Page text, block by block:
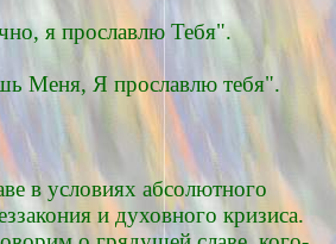
я прославлю Тебя".
Меня, Я прославлю тебя".
в условиях абсолютного
и духовного кризиса.